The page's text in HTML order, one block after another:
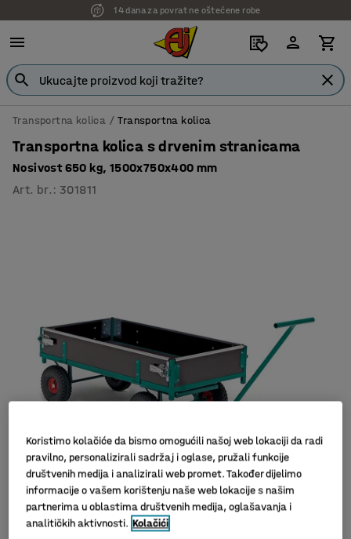
Transportna kolica Transportna kolica
Transportna kolica s drvenim stranicama
Nosivost 650 kg, 1500x750x400 mm
Art. br. : 301811
Koristimo kolačiće da bismo omogućili našoj web lokaciji da radi
pravilno, personalizirali sadržaj i oglase, pružali funkcije
društvenih medija i analizirali web promet. Također dijelimo
informacije o vašem korištenju naše web lokacije s našim
partnerima u oblastima društvenih medija, oglašavanja i
analitičkih aktivnosti. Kolačići